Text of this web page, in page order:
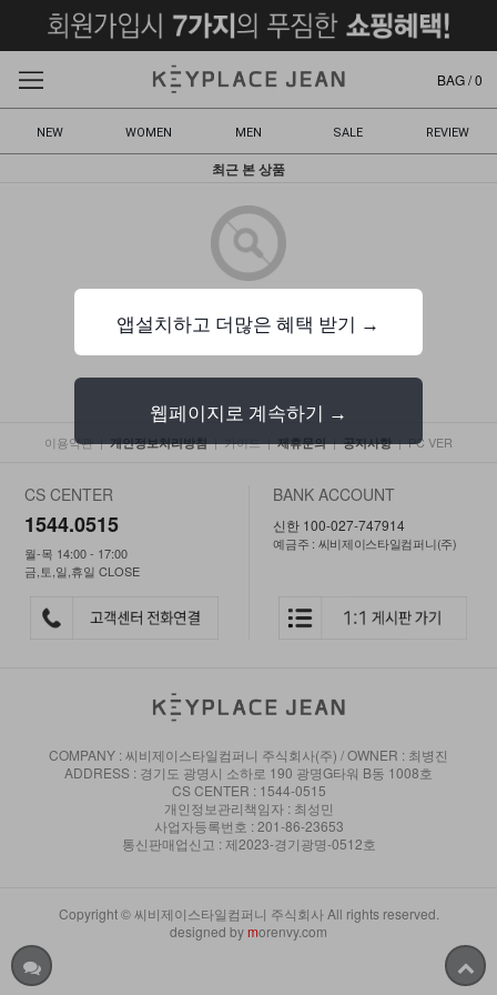
BAG /0
NEW WOMEN MEN SALE REVIEW
최근 본 상품
이용약관 | 개인정보처리방침 | 가이드 | 제휴문의 | 공지사항 | PC VER
CS CENTER
1544.0515
월-목 14:00 - 17:00
금,토,일,휴일 CLOSE
BANK ACCOUNT
신한 100-027-747914
예금주 : 씨비제이스타일컴퍼니(주)
COMPANY : 씨비제이스타일컴퍼니 주식회사(주) / OWNER : 최병진
ADDRESS : 경기도 광명시 소하로 190 광명G타워 B동 1008호
CS CENTER : 1544-0515
개인정보관리책임자 : 최성민
사업자등록번호 : 201-86-23653
통신판매업신고 : 제2023-경기광명-0512호
Copyright © 씨비제이스타일컴퍼니 주식회사 All rights reserved.
designed bymorenvy.com
앱설치하고 더많은 혜택 받기 →
웹페이지로 계속하기 →